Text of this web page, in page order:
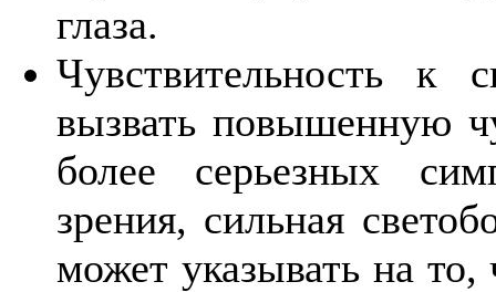
глаза.
Чувствительность к
вызвать повышенную
более серьезных
зрения, сильная
может указывать на то,